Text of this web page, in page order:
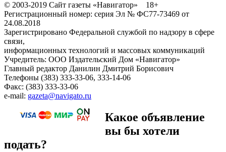
© 2003-2019 Сайт газеты «Навигатор» 18+
Регистрационный номер: серия Эл № ФС77-73469 от
24.08.2018
Зарегистрировано Федеральной службой по надзору в сфере
связи,
информационных технологий и массовых коммуникаций
Учредитель: ООО Издательский Дом «Навигатор»
Главный редактор Данилин Дмитрий Борисович
Телефоны (383) 333-33-06, 333-14-06
Факс: (383) 333-33-06
e-mail: gazeta@navigato.ru
Какое объявление
вы бы хотели
подать?